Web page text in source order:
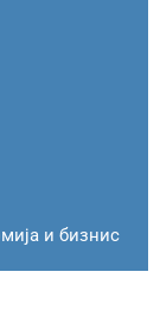
и бизнис